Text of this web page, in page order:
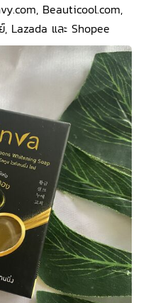
Beauticool.com,
Lazada และ Shopee